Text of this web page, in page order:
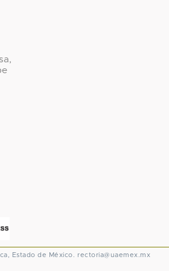
Estado de México. rectoria@uaemex.mx